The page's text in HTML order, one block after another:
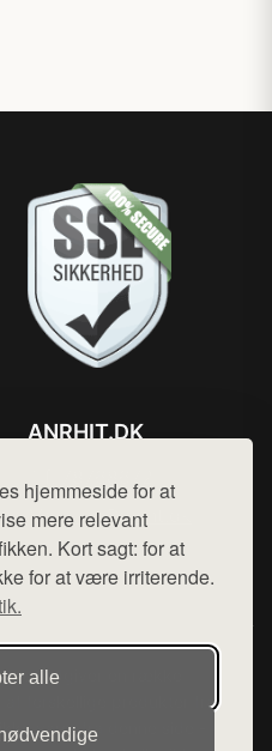
hjemmeside for at
mere relevant
Kort sagt: for at
for at være irriterende.
alle
ANRHIT.DK
Mail: hej@want.dk
Cookie- og privatlivspolitik
der udgiver en række
af forskellige produkter fra
varer fra denne side - vi